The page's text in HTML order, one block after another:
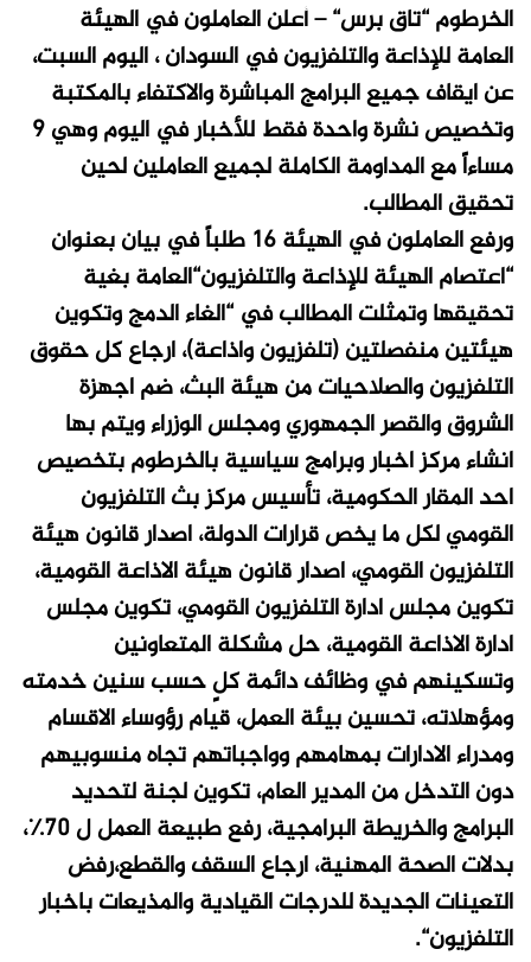
الخرطوم “تاق برس“ –أعلن العاملون في الهيئة
العامة للإذاعة والتلفزيون في السودان ، اليوم السبت،
عن ايقاف جميع البرامج المباشرة والاكتفاء بالمكتبة
وتخصيص نشرة واحدة فقط للأخبار في اليوم وهي 9
مساءاً مع المداومة الكاملة لجميع العاملين لحين
تحقيق المطالب.
ورفع العاملون في الهيئة 16 طلباً في بيان بعنوان
“اعتصام الهيئة للإذاعة والتلفزيون“العامة بغية
تحقيقها وتمثلت المطالب في “الغاء الدمج وتكوين
هيئتين منفصلتين (تلفزيون واذاعة)، ارجاع كل حقوق
التلفزيون والصلاحيات من هيئة البث، ضم اجهزة
الشروق والقصر الجمهوري ومجلس الوزراء ويتم بها
انشاء مركز اخبار وبرامج سياسية بالخرطوم بتخصيص
احد المقار الحكومية، تأسيس مركز بث التلفزيون
القومي لكل ما يخص قرارات الدولة، اصدار قانون هيئة
التلفزيون القومي، اصدار قانون هيئة الاذاعة القومية،
تكوين مجلس ادارة التلفزيون القومي، تكوين مجلس
ادارة الاذاعة القومية، حل مشكلة المتعاونين
وتسكينهم في وظائف دائمة كلٍ حسب سنين خدمته
ومؤهلاته، تحسين بيئة العمل، قيام رؤوساء الاقسام
ومدراء الادارات بمهامهم وواجباتهم تجاه منسوبيهم
دون التدخل من المدير العام، تكوين لجنة لتحديد
البرامج والخريطة البرامجية، رفع طبيعة العمل ل 70٪،
بدلات الصحة المهنية، ارجاع السقف والقطع،رفض
التعينات الجديدة للدرجات القيادية والمذيعات باخبار
التلفزيون“.